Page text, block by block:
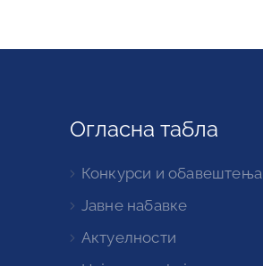
Огласна табла
Конкурси и обавештења
Јавне набавке
Актуелности